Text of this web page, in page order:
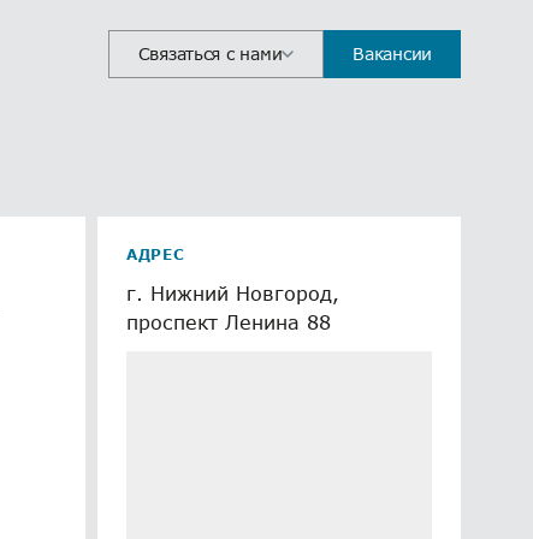
Связаться с нами Вакансии
АДРЕС
г. Нижний Новгород,
проспект Ленина 88